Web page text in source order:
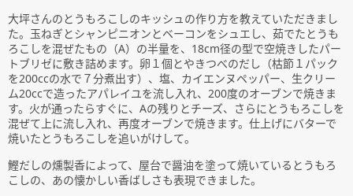
大坪さんのとうもろこしのキッシュの作り方を教えていただきまし
た。玉ねぎとシャンピニオンとベーコンをシュエし、茹でたとうも
ろこしを混ぜたもの（A）の半量を、18cm径の型で空焼きしたパー
トブリゼに敷き詰めます。卵１個とやきつべのだし（枯節１パック
を200ccの水で７分煮出す）、塩、カイエンヌペッパー、生クリー
ム20ccで造ったアパレイユを流し入れ、200度のオーブンで焼きま
す。火が通ったらすぐに、Aの残りとチーズ、さらにとうもろこしを
混ぜて上に流し入れ、再度オーブンで焼きます。仕上げにバターで
焼いたとうもろこしを追いがけして。
鰹だしの燻製香によって、屋台で醤油を塗って焼いているとうもろ
こしの、あの懐かしい香ばしさも表現できました。